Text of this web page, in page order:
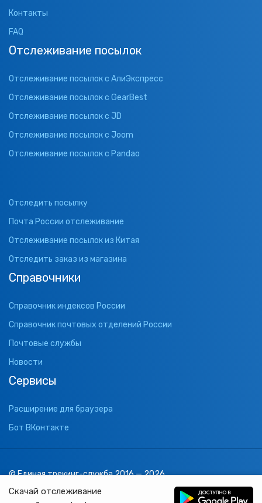
Скачай отслеживание
Контакты
FAQ
Отслеживание посылок
Отслеживание посылок с АлиЭкспресс
Отслеживание посылок с GearBest
Отслеживание посылок с JD
Отслеживание посылок с Joom
Отслеживание посылок с Pandao
Отследить посылку
Почта России отслеживание
Отслеживание посылок из Китая
Отследить заказ из магазина
Справочники
Справочник индексов России
Справочник почтовых отделений России
Почтовые службы
Новости
Сервисы
Расширение для браузера
Бот ВКонтакте
© Единая трекинг-служба 2016 — 2026
support@1track.ru
1track.ru